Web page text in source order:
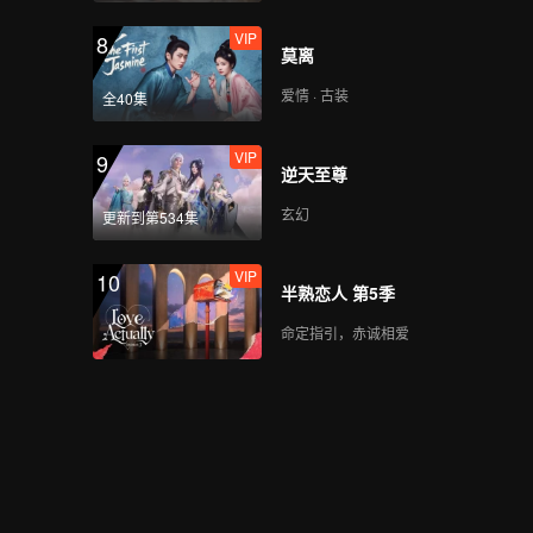
8
全40集
VIP
莫离
爱情 · 古装
9
更新到第534集
VIP
逆天至尊
玄幻
10 VIP
半熟恋人 第5季
命定指引，赤诚相爱